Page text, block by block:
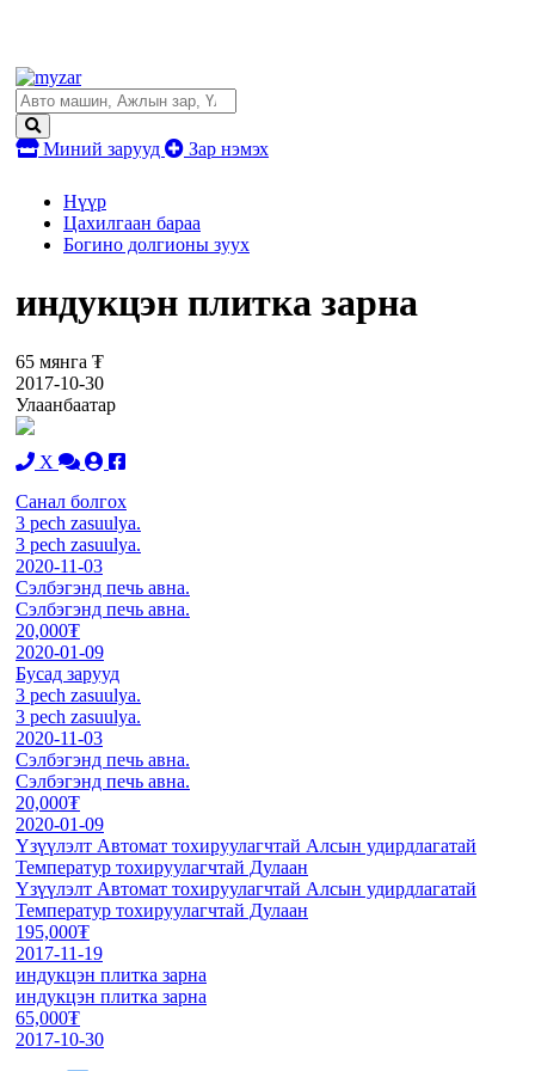
Миний зарууд Зар нэмэх
Нүүр
Цахилгаан бараа
Богино долгионы зуух
индукцэн плитка зарна
65 мянга ₮
2017-10-30
Улаанбаатар
X
Санал болгох
3 pech zasuulya.
3 pech zasuulya.
2020-11-03
Сэлбэгэнд печь авна.
Сэлбэгэнд печь авна.
20,000₮
2020-01-09
Бусад зарууд
3 pech zasuulya.
3 pech zasuulya.
2020-11-03
Сэлбэгэнд печь авна.
Сэлбэгэнд печь авна.
20,000₮
2020-01-09
Үзүүлэлт Автомат тохируулагчтай Алсын удирдлагатай
Температур тохируулагчтай Дулаан
Үзүүлэлт Автомат тохируулагчтай Алсын удирдлагатай
Температур тохируулагчтай Дулаан
195,000₮
2017-11-19
индукцэн плитка зарна
индукцэн плитка зарна
65,000₮
2017-10-30